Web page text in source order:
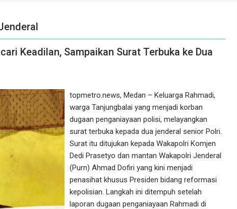
Keadilan, Sampaikan Surat Terbuka ke Dua
topmetro.news, Medan – Keluarga Rahmadi,
warga Tanjungbalai yang menjadi korban
dugaan penganiayaan polisi, melayangkan
surat terbuka kepada dua jenderal senior Polri.
Surat itu ditujukan kepada Wakapolri Komjen
Dedi Prasetyo dan mantan Wakapolri Jenderal
(Purn) Ahmad Dofiri yang kini menjadi
penasihat khusus Presiden bidang reformasi
kepolisian. Langkah ini ditempuh setelah
laporan dugaan penganiayaan Rahmadi di